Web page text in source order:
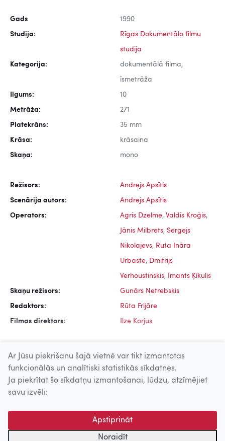
Gads 1990
Studija: Rīgas Dokumentālo filmu
studija
Kategorija: dokumentālā filma,
īsmetrāža
Ilgums: 10
Metrāža: 271
Platekrāns: 35 mm
Krāsa: krāsaina
Skaņa: mono
Režisors: Andrejs Apsītis
Scenārija autors: Andrejs Apsītis
Operators: Agris Dzelme, Valdis Kroģis,
Jānis Milbrets, Sergejs
Nikolajevs, Ruta Ināra
Urbaste, Dmitrijs
Verhoustinskis, Imants Ķīkulis
Skaņu režisors: Gunārs Netrebskis
Redaktors: Rūta Frijāre
Filmas direktors: Ilze Korjus
Uz augšu
© 2026 Nacionālais Kino centrs, Kultūras informācijas sistēmu
centrs. Sadarbības partneris: Latvijas Valsts
kinofotofonodokumentu arhīvs.
Ar Jūsu piekrišanu šajā vietnē var tikt izmantotas
funkcionālās un analītiski statistikās sīkdatnes.
Ja piekrītat šo sīkdatņu izmantošanai, lūdzu, atzīmējiet
savu izvēli:
Apstiprināt
Noraidīt